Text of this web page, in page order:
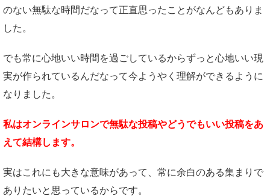
のない無駄な時間だなって正直思ったことがなんどもありま
した。
でも常に心地いい時間を過ごしているからずっと心地いい現
実が作られているんだなって今ようやく理解ができるように
なりました。
私はオンラインサロンで無駄な投稿やどうでもいい投稿をあ
えて結構します。
実はこれにも大きな意味があって、常に余白のある集まりで
ありたいと思っているからです。